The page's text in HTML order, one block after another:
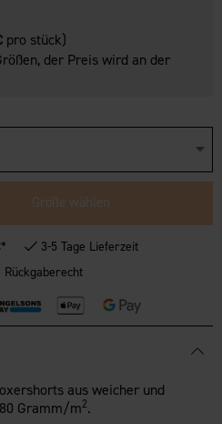
pro stück)
der Preis wird an der
Größe wählen
3-5 Tage Lieferzeit
Rückgaberecht
aus weicher und
Gramm/m2.